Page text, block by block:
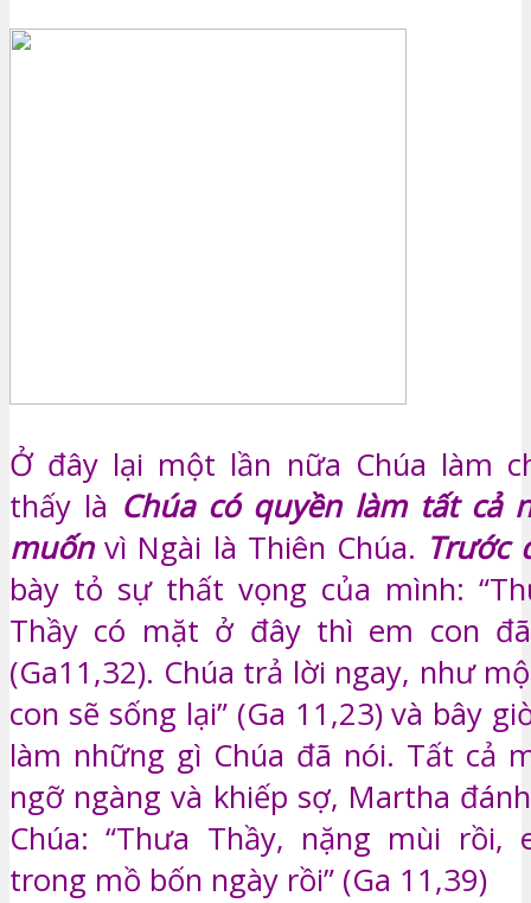
Ở đây lại một lần nữa Chúa làm
thấy là Chúa có quyền làm tất cả
muốnvì Ngài là Thiên Chúa. Trước
bày tỏ sự thất vọng của mình:
Thầy có mặt ở đây thì em con
(Ga11,32). Chúa trả lời ngay, như
con sẽ sống lại” (Ga 11,23) và bây
làm những gì Chúa đã nói. Tất cả
ngỡ ngàng và khiếp sợ, Martha
Chúa: “Thưa Thầy, nặng mùi
trong mồ bốn ngày rồi” (Ga 11,39)